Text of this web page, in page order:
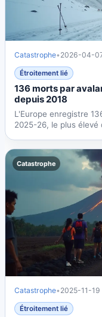
Catastrophe• 2026-04-
Étroitement lié
136 morts par
depuis 2018
L'Europe enregistre
2025-26, le plus élevé
Catastrophe
Catastrophe• 2025-11-19
Étroitement lié